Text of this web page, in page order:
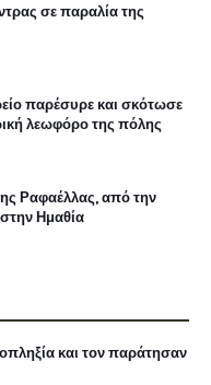
σε παραλία της
παρέσυρε και σκότωσε
λεωφόρο της πόλης
Ραφαέλλας, από την
Ημαθία
και τον παράτησαν